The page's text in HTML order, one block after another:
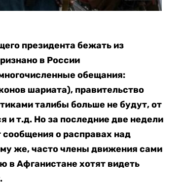
президента бежать из
в России
обещания:
шариата), правительство
талибы больше не будут, от
и т.д. Но за последние две недели
о расправах над
же, часто члены движения сами
в Афганистане хотят видеть